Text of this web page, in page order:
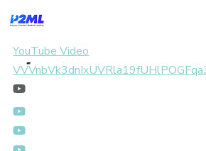
YouTube Video